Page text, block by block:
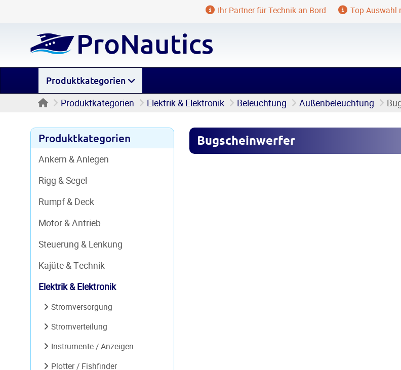
Ihr Partner für Technik an Bord Top Auswahl
Produktkategorien
Startseite
Produktkategorien Elektrik & Elektronik Beleuchtung Außenbeleuchtung
Bugscheinwerfer
Produktkategorien
Ankern & Anlegen
Rigg & Segel
Rumpf & Deck
Motor & Antrieb
Steuerung & Lenkung
Kajüte & Technik
Elektrik & Elektronik
Stromversorgung
Stromverteilung
Instrumente / Anzeigen
Plotter / Fishfinder